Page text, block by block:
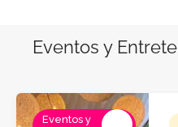
Eventos y
Eventos y